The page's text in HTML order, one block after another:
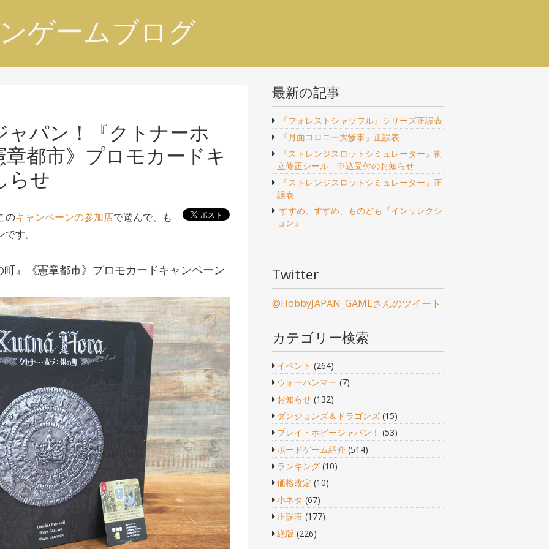
ゲームブログ
パン！『クトナーホ
都市》プロモカードキ
らせ
のキャンペーンの参加店で遊んで、も
す。
』《憲章都市》プロモカードキャンペーン
最新の記事
『フォレストシャッフル』シリーズ正誤表
『月面コロニー大惨事』正誤表
『ストレンジスロットシミュレーター』衝
立修正シール 申込受付のお知らせ
『ストレンジスロットシミュレーター』正
誤表
すすめ、すすめ、ものども『インサレクシ
ョン』
Twitter
@HobbyJAPAN_GAMEさんのツイート
カテゴリー検索
イベント (264)
ウォーハンマー (7)
お知らせ(132)
ダンジョンズ＆ドラゴンズ(15)
プレイ・ホビージャパン！ (53)
ボードゲーム紹介 (514)
ランキング(10)
価格改定 (10)
小ネタ (67)
正誤表 (177)
絶版 (226)